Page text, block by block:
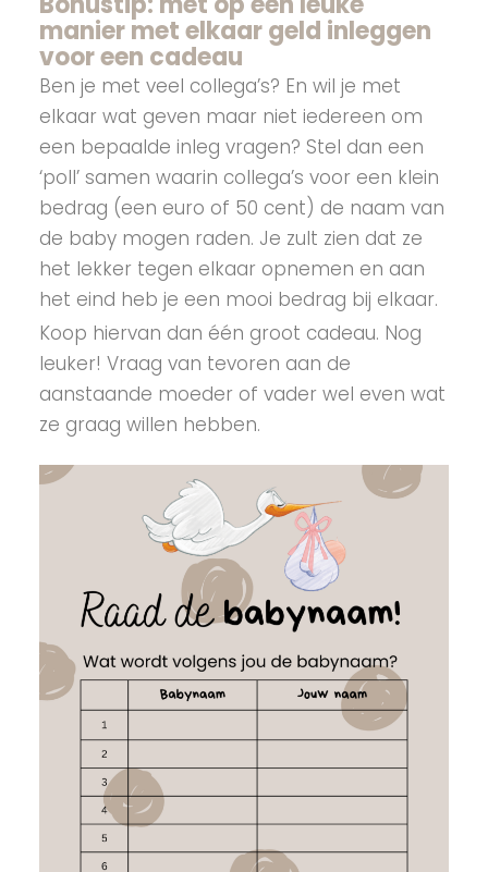
manier met elkaar geld inleggen
voor een cadeau
Ben je met veel collega’s? En wil je met
elkaar wat geven maar niet iedereen om
een bepaalde inleg vragen? Stel dan een
‘poll’ samen waarin collega’s voor een klein
bedrag (een euro of 50 cent) de naam van
de baby mogen raden. Je zult zien dat ze
het lekker tegen elkaar opnemen en aan
het eind heb je een mooi bedrag bij elkaar.
Koop hiervan dan één groot cadeau. Nog
leuker! Vraag van tevoren aan de
aanstaande moeder of vader wel even wat
ze graag willen hebben.